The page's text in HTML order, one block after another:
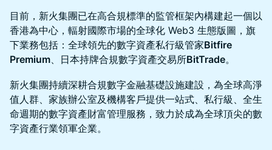
目前，新火集團已在高合規標準的監管框架內構建起一個以
香港為中心，輻射國際市場的全球化 Web3 生態版圖，旗
下業務包括：全球領先的數字資產私行級管家Bitfire
Premium、日本持牌合規數字資產交易所BitTrade。
新火集團持續深耕合規數字金融基礎設施建設，為全球高淨
值人群、家族辦公室及機構客戶提供一站式、私行級、全生
命週期的數字資產財富管理服務，致力於成為全球頂尖的數
字資產行業領軍企業。